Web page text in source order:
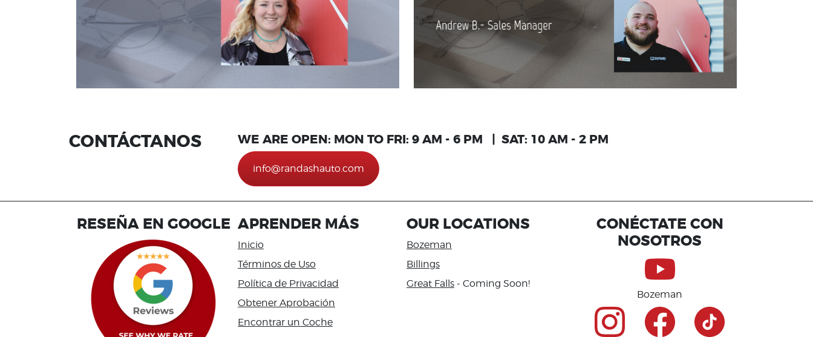
CONTÁCTANOS WE ARE OPEN: MON TO FRI: 9 AM - 6 PM | SAT: 10 AM - 2 PM
info@randashauto.com
RESEÑA EN GOOGLE APRENDER MÁS
Inicio
Términos de Uso
Política de Privacidad
Obtener Aprobación
Encontrar un Coche
OUR LOCATIONS
Bozeman
Billings
Great Falls - Coming Soon!
CONÉCTATE CON
NOSOTROS
Bozeman